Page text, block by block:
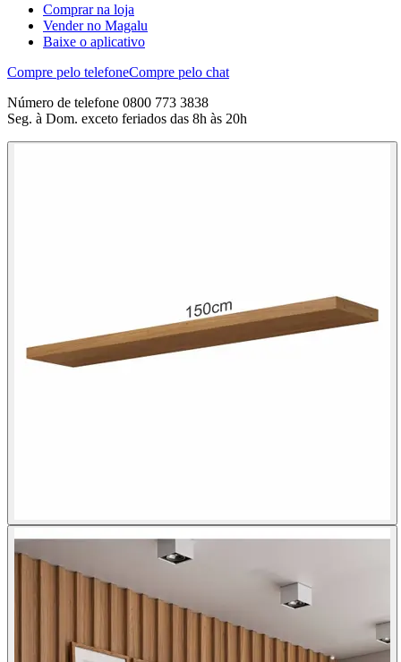
Comprar na loja
Vender no Magalu
Baixe o aplicativo
Compre pelo telefoneCompre pelo chat
Número de telefone 0800 773 3838
Seg. à Dom. exceto feriados das 8h às 20h